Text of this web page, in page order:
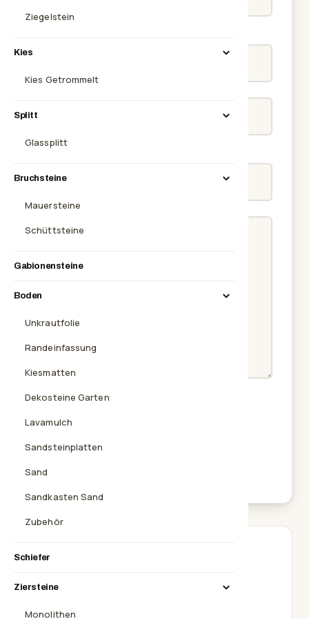
Ziegelstein
Kies
Kies Getrommelt
Splitt
Glassplitt
Bruchsteine
Mauersteine
Schüttsteine
Gabionensteine
Boden
Unkrautfolie
Randeinfassung
Kiesmatten
Dekosteine Garten
Lavamulch
Sandsteinplatten
Sand
Sandkasten Sand
Zubehör
Schiefer
Ziersteine
Monolithen
NACHRICHT
stimme der Verarbeitung meiner Angaben zur
Nachricht senden